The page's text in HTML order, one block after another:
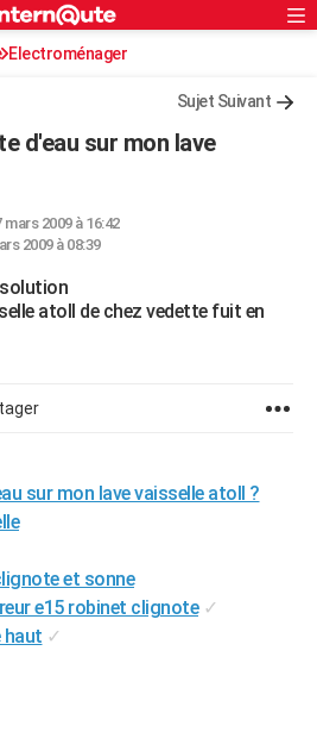
S'inscrire
Connexion
Electroménager
Sujet Suivant
d'eau sur mon lave
2009 à 16:42
2009 à 08:39
solution
atoll de chez vedette fuit en
sur mon lave vaisselle atoll ?
et sonne
e15 robinet clignote ✓
haut ✓